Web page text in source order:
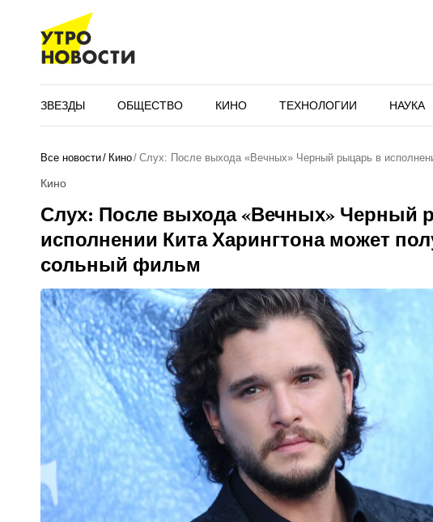
ЗВЕЗДЫ ОБЩЕСТВО КИНО ТЕХНОЛОГИИ НАУКА
Все новости Кино Слух: После выхода «Вечных» Черный рыцарь в
Кино
Слух: После выхода «Вечных» Черный
исполнении Кита Харингтона может
сольный фильм